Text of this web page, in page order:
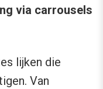
via carrousels
lijken die
Van